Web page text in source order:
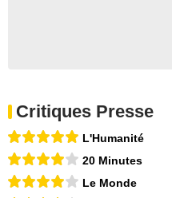
Critiques Presse
L'Humanité
20 Minutes
Le Monde